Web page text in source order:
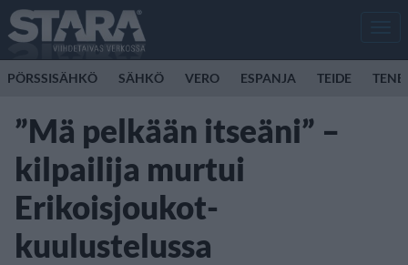
PÖRSSISÄHKÖ SÄHKÖ VERO ESPANJA TEIDE
”Mä pelkään itseäni” –
kilpailija murtui
Erikoisjoukot-
kuulustelussa